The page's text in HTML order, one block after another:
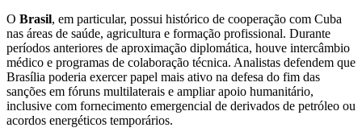
O Brasil, em particular, possui histórico de cooperação com Cuba
nas áreas de saúde, agricultura e formação profissional. Durante
períodos anteriores de aproximação diplomática, houve intercâmbio
médico e programas de colaboração técnica. Analistas defendem que
Brasília poderia exercer papel mais ativo na defesa do fim das
sanções em fóruns multilaterais e ampliar apoio humanitário,
inclusive com fornecimento emergencial de derivados de petróleo ou
acordos energéticos temporários.